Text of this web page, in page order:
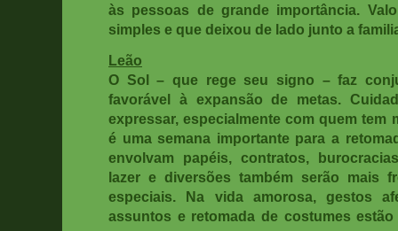
às pessoas de grande importância.
simples e que deixou de lado junto a
Leão
O Sol – que rege seu signo – faz
favorável à expansão de metas.
expressar, especialmente com quem tem
é uma semana importante para a
envolvam papéis, contratos,
lazer e diversões também serão mais
especiais. Na vida amorosa, gestos
assuntos e retomada de costumes